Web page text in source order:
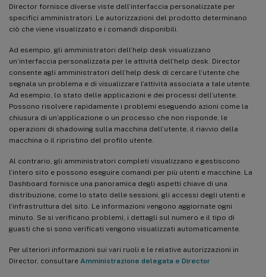
Director fornisce diverse viste dell’interfaccia personalizzate per
specifici amministratori. Le autorizzazioni del prodotto determinano
ciò che viene visualizzato e i comandi disponibili.
Ad esempio, gli amministratori dell’help desk visualizzano
un’interfaccia personalizzata per le attività dell’help desk. Director
consente agli amministratori dell’help desk di cercare l’utente che
segnala un problema e di visualizzare l’attività associata a tale utente.
Ad esempio, lo stato delle applicazioni e dei processi dell’utente.
Possono risolvere rapidamente i problemi eseguendo azioni come la
chiusura di un’applicazione o un processo che non risponde, le
operazioni di shadowing sulla macchina dell’utente, il riavvio della
macchina o il ripristino del profilo utente.
Al contrario, gli amministratori completi visualizzano e gestiscono
l’intero sito e possono eseguire comandi per più utenti e macchine. La
Dashboard fornisce una panoramica degli aspetti chiave di una
distribuzione, come lo stato delle sessioni, gli accessi degli utenti e
l’infrastruttura del sito. Le informazioni vengono aggiornate ogni
minuto. Se si verificano problemi, i dettagli sul numero e il tipo di
guasti che si sono verificati vengono visualizzati automaticamente.
Per ulteriori informazioni sui vari ruoli e le relative autorizzazioni in
Director, consultare Amministrazione delegata e Director